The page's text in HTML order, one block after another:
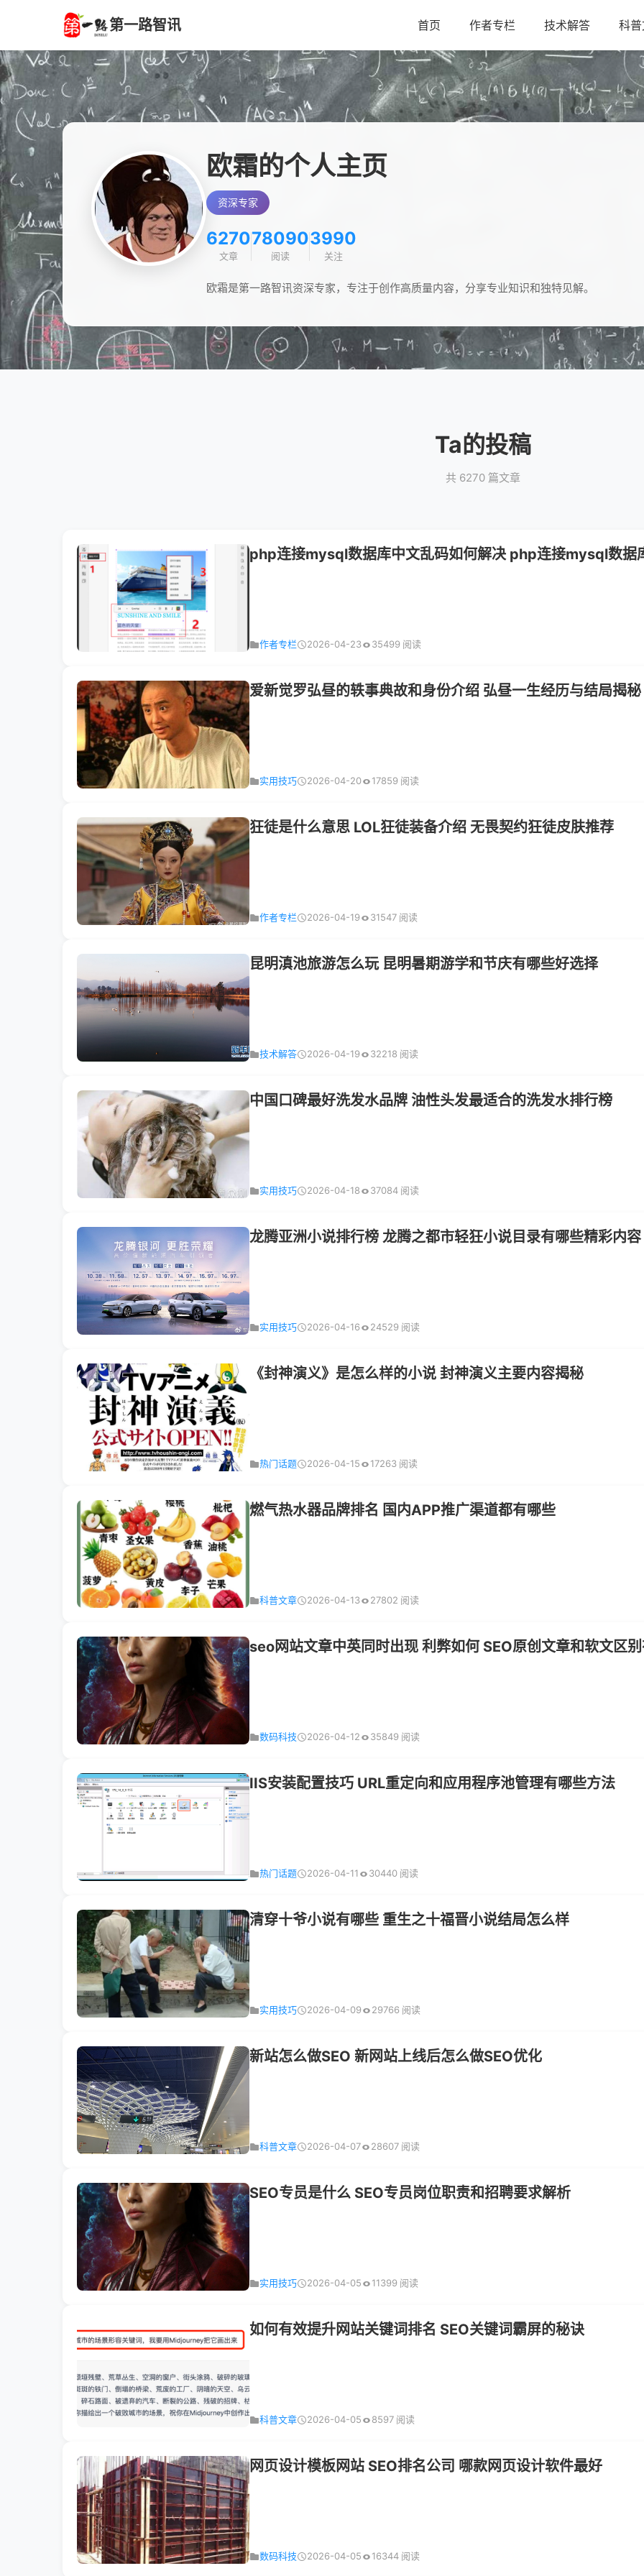
第一路智讯 首页 作者专栏 技术解答 科普
欧霜的个人主页
资深专家
6270
文章
78090
阅读
3990
关注
欧霜是第一路智讯资深专家，专注于创作高质量内容，分享专业知识和独特见解。
Ta的投稿
共 6270 篇文章
php连接mysql数据库中文乱码如何解决 php连接mysql数据
作者专栏 2026-04-23 35499 阅读
爱新觉罗弘昼的轶事典故和身份介绍 弘昼一生经历与结局揭秘
实用技巧 2026-04-20 17859 阅读
狂徒是什么意思 LOL狂徒装备介绍 无畏契约狂徒皮肤推荐
作者专栏 2026-04-19 31547 阅读
昆明滇池旅游怎么玩 昆明暑期游学和节庆有哪些好选择
技术解答 2026-04-19 32218 阅读
中国口碑最好洗发水品牌 油性头发最适合的洗发水排行榜
实用技巧 2026-04-18 37084 阅读
龙腾亚洲小说排行榜 龙腾之都市轻狂小说目录有哪些精彩内容
实用技巧 2026-04-16 24529 阅读
《封神演义》是怎么样的小说 封神演义主要内容揭秘
热门话题 2026-04-15 17263 阅读
燃气热水器品牌排名 国内APP推广渠道都有哪些
科普文章 2026-04-13 27802 阅读
seo网站文章中英同时出现 利弊如何 SEO原创文章和软文区
数码科技 2026-04-12 35849 阅读
IIS安装配置技巧 URL重定向和应用程序池管理有哪些方法
热门话题 2026-04-11 30440 阅读
清穿十爷小说有哪些 重生之十福晋小说结局怎么样
实用技巧 2026-04-09 29766 阅读
新站怎么做SEO 新网站上线后怎么做SEO优化
科普文章 2026-04-07 28607 阅读
SEO专员是什么 SEO专员岗位职责和招聘要求解析
实用技巧 2026-04-05 11399 阅读
如何有效提升网站关键词排名 SEO关键词霸屏的秘诀
科普文章 2026-04-05 8597 阅读
网页设计模板网站 SEO排名公司 哪款网页设计软件最好
数码科技 2026-04-05 16344 阅读